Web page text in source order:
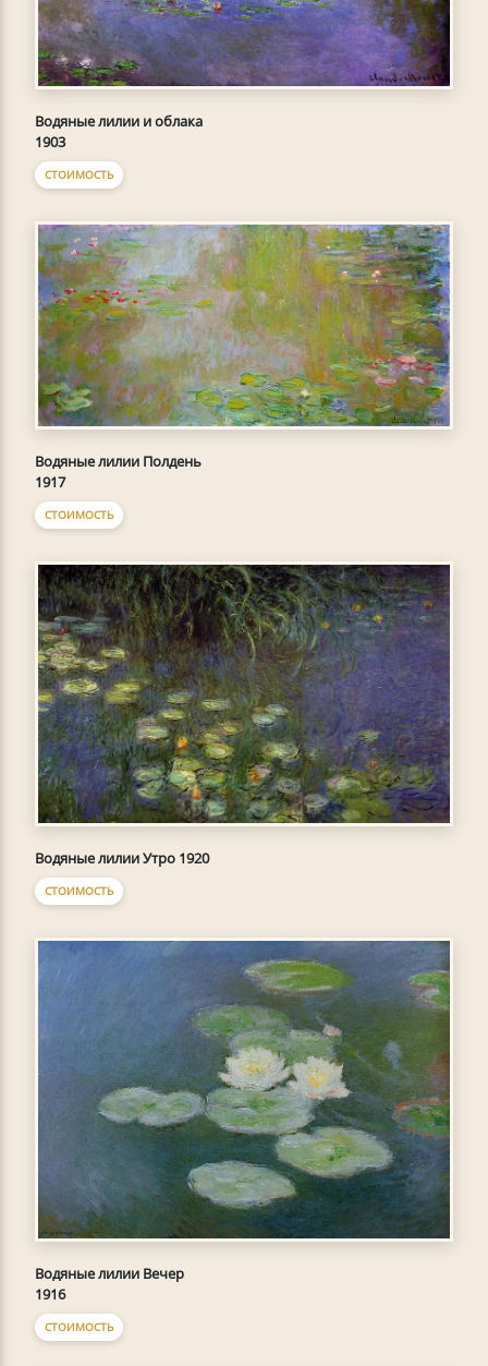
Водяные лилии и облака
1903
СТОИМОСТЬ
Водяные лилии Полдень
1917
СТОИМОСТЬ
Водяные лилии Утро 1920
СТОИМОСТЬ
Водяные лилии Вечер
1916
СТОИМОСТЬ